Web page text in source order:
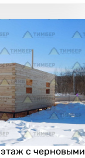
с черновыми